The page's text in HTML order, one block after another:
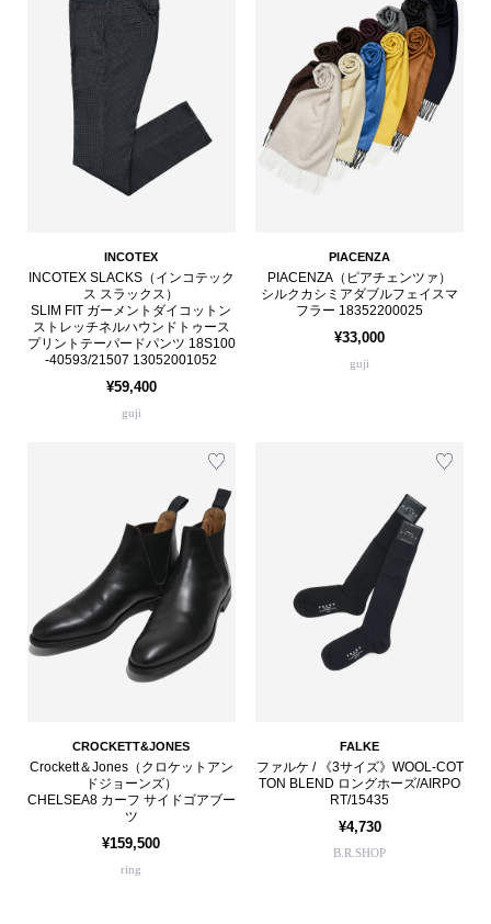
INCOTEX
INCOTEX SLACKS（インコテック
ス スラックス）
SLIM FIT ガーメントダイコットン
ストレッチネルハウンドトゥース
プリントテーパードパンツ 18S100
-40593/21507 13052001052
¥59,400
guji
PIACENZA
PIACENZA（ピアチェンツァ）
シルクカシミアダブルフェイスマ
フラー 18352200025
¥33,000
guji
CROCKETT&JONES
Crockett＆Jones（クロケットアン
ドジョーンズ）
CHELSEA8 カーフ サイドゴアブー
ツ
¥159,500
ring
FALKE
ファルケ / 《3サイズ》WOOL-COT
TON BLEND ロングホーズ/AIRPO
RT/15435
¥4,730
B.R.SHOP